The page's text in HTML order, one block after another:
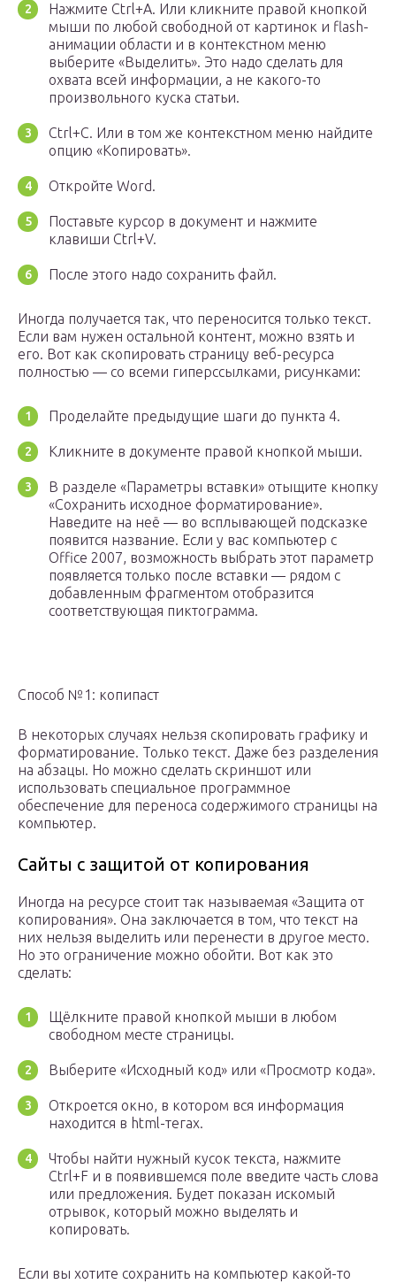
Нажмите Ctrl+A. Или кликните правой кнопкой
мыши по любой свободной от картинок и flash-
анимации области и в контекстном меню
выберите «Выделить». Это надо сделать для
охвата всей информации, а не какого-то
произвольного куска статьи.
Ctrl+C. Или в том же контекстном меню найдите
опцию «Копировать».
Откройте Word.
Поставьте курсор в документ и нажмите
клавиши Ctrl+V.
После этого надо сохранить файл.
Иногда получается так, что переносится только текст.
Если вам нужен остальной контент, можно взять и
его. Вот как скопировать страницу веб-ресурса
полностью — со всеми гиперссылками, рисунками:
Проделайте предыдущие шаги до пункта 4.
Кликните в документе правой кнопкой мыши.
В разделе «Параметры вставки» отыщите кнопку
«Сохранить исходное форматирование».
Наведите на неё — во всплывающей подсказке
появится название. Если у вас компьютер с
Office 2007, возможность выбрать этот параметр
появляется только после вставки — рядом с
добавленным фрагментом отобразится
соответствующая пиктограмма.
Способ №1: копипаст
В некоторых случаях нельзя скопировать графику и
форматирование. Только текст. Даже без разделения
на абзацы. Но можно сделать скриншот или
использовать специальное программное
обеспечение для переноса содержимого страницы на
компьютер.
Сайты с защитой от копирования
Иногда на ресурсе стоит так называемая «Защита от
копирования». Она заключается в том, что текст на
них нельзя выделить или перенести в другое место.
Но это ограничение можно обойти. Вот как это
сделать:
Щёлкните правой кнопкой мыши в любом
свободном месте страницы.
Выберите «Исходный код» или «Просмотр кода».
Откроется окно, в котором вся информация
находится в html-тегах.
Чтобы найти нужный кусок текста, нажмите
Ctrl+F и в появившемся поле введите часть слова
или предложения. Будет показан искомый
отрывок, который можно выделять и
копировать.
Если вы хотите сохранить на компьютер какой-то